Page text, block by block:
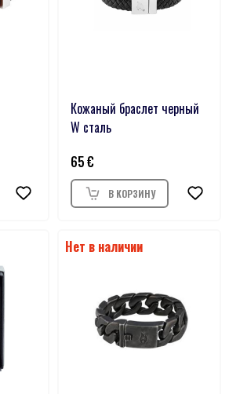
Кожаный браслет черный
W сталь
65